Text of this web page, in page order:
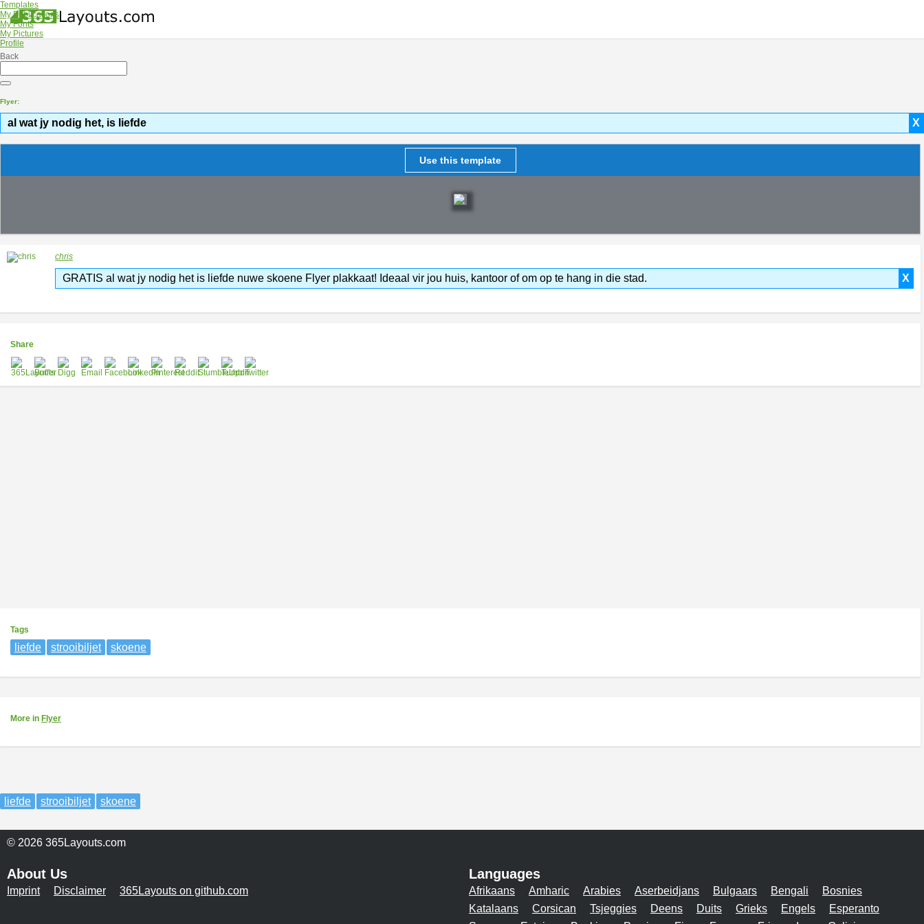
Templates
My Publications
My Fonts
My Pictures
Profile
Back
Flyer:
X
al wat jy nodig het, is liefde
Use this template
chris
X
GRATIS al wat jy nodig het is liefde nuwe skoene Flyer plakkaat! Ideaal vir jou huis, kantoor of om op te hang in die stad.
Share
Tags
liefde strooibiljet skoene
More in Flyer
liefde strooibiljet skoene
© 2026 365Layouts.com
About Us
Imprint Disclaimer 365Layouts on github.com
Languages
Afrikaans Amharic Arabies Aserbeidjans Bulgaars Bengali
Bosnies
Katalaans
Corsican Tsjeggies Deens Duits Grieks Engels
Esperanto